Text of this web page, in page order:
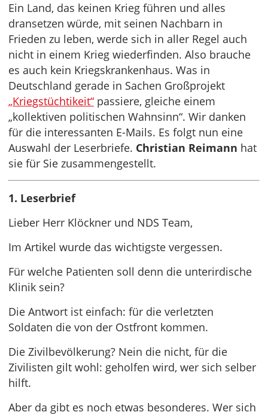
Ein Land, das keinen Krieg führen und alles
dransetzen würde, mit seinen Nachbarn in
Frieden zu leben, werde sich in aller Regel auch
nicht in einem Krieg wiederfinden. Also brauche
es auch kein Kriegskrankenhaus. Was in
Deutschland gerade in Sachen Großprojekt
„Kriegstüchtikeit“ passiere, gleiche einem
„kollektiven politischen Wahnsinn“. Wir danken
für die interessanten E-Mails. Es folgt nun eine
Auswahl der Leserbriefe. Christian Reimann hat
sie für Sie zusammengestellt.
1. Leserbrief
Lieber Herr Klöckner und NDS Team,
Im Artikel wurde das wichtigste vergessen.
Für welche Patienten soll denn die unterirdische
Klinik sein?
Die Antwort ist einfach: für die verletzten
Soldaten die von der Ostfront kommen.
Die Zivilbevölkerung? Nein die nicht, für die
Zivilisten gilt wohl: geholfen wird, wer sich selber
hilft.
Aber da gibt es noch etwas besonderes. Wer sich